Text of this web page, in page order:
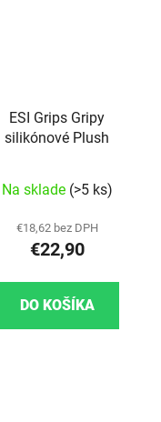
ESI Grips Gripy
silikónové Plush
Na sklade (>5 ks)
€18,62 bez DPH
€22,90
DO KOŠÍKA